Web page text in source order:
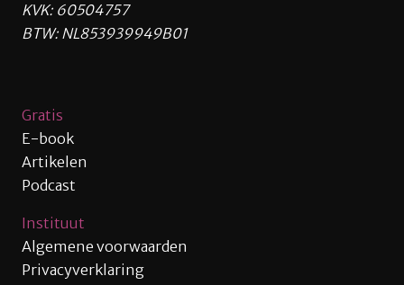
KVK: 60504757
BTW: NL853939949B01
Gratis
E-book
Artikelen
Podcast
Instituut
Algemene voorwaarden
Privacyverklaring